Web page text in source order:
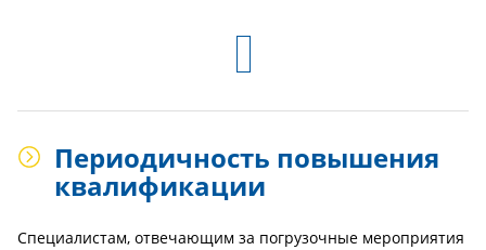
Периодичность повышения
квалификации
Специалистам, отвечающим за погрузочные мероприятия